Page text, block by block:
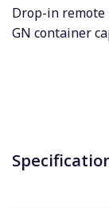
Drop-in remote
GN container